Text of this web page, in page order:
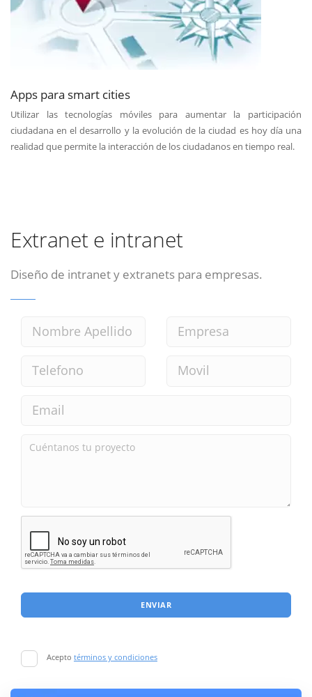
Apps para smart cities
Utilizar las tecnologías móviles para aumentar la participación
ciudadana en el desarrollo y la evolución de la ciudad es hoy día una
realidad que permite la interacción de los ciudadanos en tiempo real.
Extranet e intranet
Diseño de intranet y extranets para empresas.
ENVIAR
Acepto términos y condiciones